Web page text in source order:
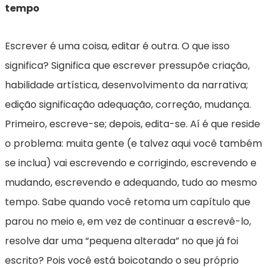
tempo
Escrever é uma coisa, editar é outra. O que isso
significa? Significa que escrever pressupõe criação,
habilidade artística, desenvolvimento da narrativa;
edição significação adequação, correção, mudança.
Primeiro, escreve-se; depois, edita-se. Aí é que reside
o problema: muita gente (e talvez aqui você também
se inclua) vai escrevendo e corrigindo, escrevendo e
mudando, escrevendo e adequando, tudo ao mesmo
tempo. Sabe quando você retoma um capítulo que
parou no meio e, em vez de continuar a escrevê-lo,
resolve dar uma “pequena alterada” no que já foi
escrito? Pois você está boicotando o seu próprio